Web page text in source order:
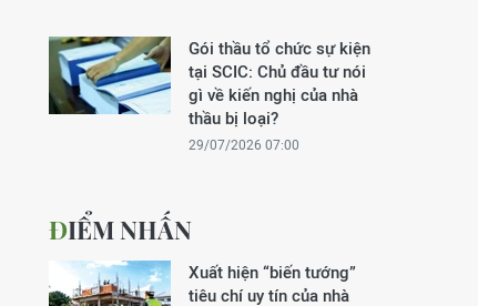
Gói thầu tổ chức sự kiện
tại SCIC: Chủ đầu tư nói
gì về kiến nghị của nhà
thầu bị loại?
29/07/2026 07:00
ĐIỂM NHẤN
Xuất hiện “biến tướng”
tiêu chí uy tín của nhà